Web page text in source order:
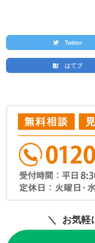
Twitter
はてブ
お気軽